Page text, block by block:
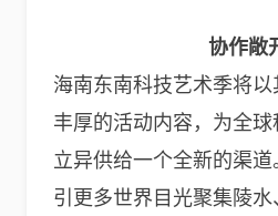
协作敞
海南东南科技艺术季将
丰厚的活动内容，为全
立异供给一个全新的渠
引更多世界目光聚集陵